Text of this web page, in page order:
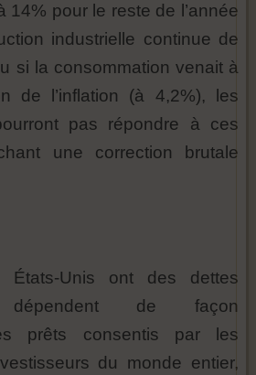
14% pour le reste de l’année
industrielle continue de
si la consommation venait à
de l’inflation (à 4,2%), les
pas répondre à ces
une correction brutale
États-Unis ont des dettes
dépendent de façon
prêts consentis par les
du monde entier,